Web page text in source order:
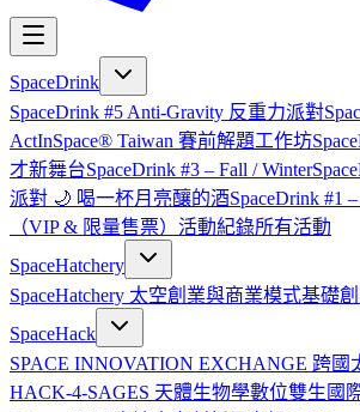
SpaceDrink
SpaceDrink #5 Anti-Gravity 反重力派對
ActInSpace® Taiwan 賽前解題工作坊
才新舞台SpaceDrink #3 – Fall / Winter
派對 🌙 喝一杯月亮釀的酒SpaceDrink #1
（VIP & 限量售票） 活動紀錄所有活動
SpaceHatchery
SpaceHatchery 太空創業與商業模式基礎
SpaceHack
SPACE INNOVATION EXCHANGE 跨國
HACK-4-SAGES 天體生物學數位雙生國